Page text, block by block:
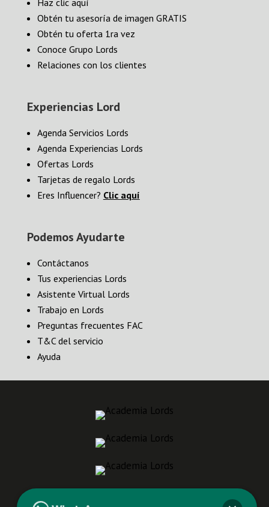
Obtén tu asesoría de imagen GRATIS
Obtén tu oferta 1ra vez
Conoce Grupo Lords
Relaciones con los clientes
Experiencias Lord
Agenda Servicios Lords
Agenda Experiencias Lords
Ofertas Lords
Tarjetas de regalo Lords
Eres Influencer? Clic aquí
Podemos Ayudarte
Contáctanos
Tus experiencias Lords
Asistente Virtual Lords
Trabajo en Lords
Preguntas frecuentes FAC
T&C del servicio
Ayuda